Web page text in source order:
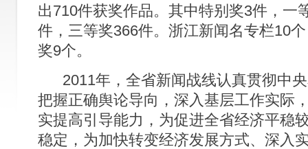
出710件获奖作品。其中特别奖3件，一
件，三等奖366件。浙江新闻名专栏10
奖9个。
2011年，全省新闻战线认真贯彻中
把握正确舆论导向，深入基层工作实际
实提高引导能力，为促进全省经济平稳
稳定，为加快转变经济发展方式、深入